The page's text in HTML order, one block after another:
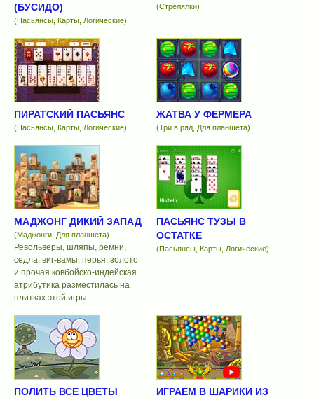
(БУСИДО)
(Пасьянсы, Карты, Логические)
(Стрелялки)
ПИРАТСКИЙ ПАСЬЯНС
(Пасьянсы, Карты, Логические)
ЖАТВА У ФЕРМЕРА
(Три в ряд, Для планшета)
МАДЖОНГ ДИКИЙ ЗАПАД
(Маджонги, Для планшета)
Револьверы, шляпы, ремни,
седла, виг-вамы, перья, золото
и прочая ковбойско-индейская
атрибутика разместилась на
плитках этой игры...
ПАСЬЯНС ТУЗЫ В
ОСТАТКЕ
(Пасьянсы, Карты, Логические)
ПОЛИТЬ ВСЕ ЦВЕТЫ
ИГРАЕМ В ШАРИКИ ИЗ